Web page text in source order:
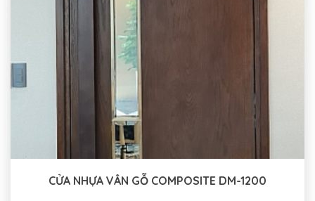
CỬA NHỰA VÂN GỖ COMPOSITE DM-1200